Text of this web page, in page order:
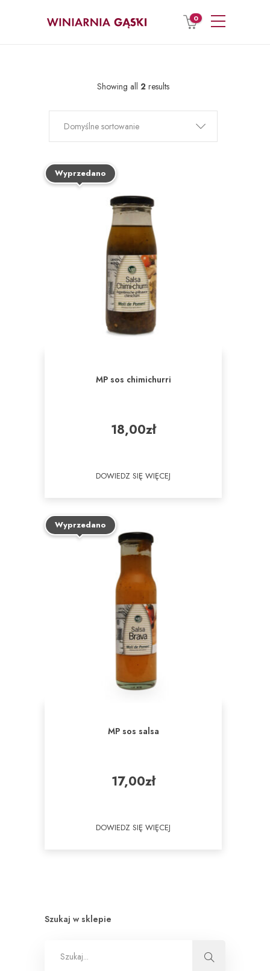
0
Showing all 2 results
Domyślne sortowanie
Wyprzedano
MP sos chimichurri
18,00zł
DOWIEDZ SIĘ WIĘCEJ
Wyprzedano
MP sos salsa
17,00zł
DOWIEDZ SIĘ WIĘCEJ
Szukaj w sklepie